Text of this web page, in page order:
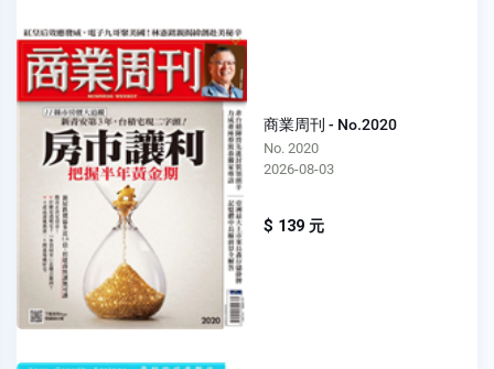
商業周刊 - No.2020
No. 2020
2026-08-03
$ 139 元